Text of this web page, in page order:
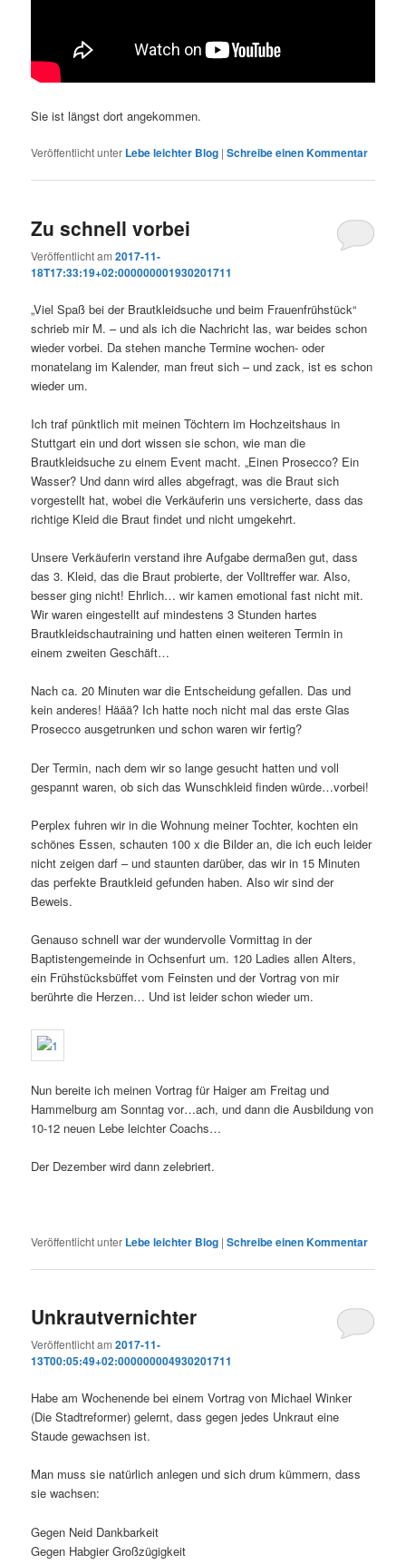
Sie ist längst dort angekommen.
Veröffentlicht unter Lebe leichter Blog |Schreibe einen Kommentar
Zu schnell vorbei
Veröffentlicht am2017-11-
18T17:33:19+02:000000001930201711
„Viel Spaß bei der Brautkleidsuche und beim Frauenfrühstück“
schrieb mir M. – und als ich die Nachricht las, war beides schon
wieder vorbei. Da stehen manche Termine wochen- oder
monatelang im Kalender, man freut sich – und zack, ist es schon
wieder um.
Ich traf pünktlich mit meinen Töchtern im Hochzeitshaus in
Stuttgart ein und dort wissen sie schon, wie man die
Brautkleidsuche zu einem Event macht. „Einen Prosecco? Ein
Wasser? Und dann wird alles abgefragt, was die Braut sich
vorgestellt hat, wobei die Verkäuferin uns versicherte, dass das
richtige Kleid die Braut findet und nicht umgekehrt.
Unsere Verkäuferin verstand ihre Aufgabe dermaßen gut, dass
das 3. Kleid, das die Braut probierte, der Volltreffer war. Also,
besser ging nicht! Ehrlich… wir kamen emotional fast nicht mit.
Wir waren eingestellt auf mindestens 3 Stunden hartes
Brautkleidschautraining und hatten einen weiteren Termin in
einem zweiten Geschäft…
Nach ca. 20 Minuten war die Entscheidung gefallen. Das und
kein anderes! Häää? Ich hatte noch nicht mal das erste Glas
Prosecco ausgetrunken und schon waren wir fertig?
Der Termin, nach dem wir so lange gesucht hatten und voll
gespannt waren, ob sich das Wunschkleid finden würde…vorbei!
Perplex fuhren wir in die Wohnung meiner Tochter, kochten ein
schönes Essen, schauten 100 x die Bilder an, die ich euch leider
nicht zeigen darf – und staunten darüber, das wir in 15 Minuten
das perfekte Brautkleid gefunden haben. Also wir sind der
Beweis.
Genauso schnell war der wundervolle Vormittag in der
Baptistengemeinde in Ochsenfurt um. 120 Ladies allen Alters,
ein Frühstücksbüffet vom Feinsten und der Vortrag von mir
berührte die Herzen… Und ist leider schon wieder um.
Nun bereite ich meinen Vortrag für Haiger am Freitag und
Hammelburg am Sonntag vor…ach, und dann die Ausbildung von
10-12 neuen Lebe leichter Coachs…
Der Dezember wird dann zelebriert.
Veröffentlicht unter Lebe leichter Blog |Schreibe einen Kommentar
Unkrautvernichter
Veröffentlicht am2017-11-
13T00:05:49+02:000000004930201711
Habe am Wochenende bei einem Vortrag von Michael Winker
(Die Stadtreformer) gelernt, dass gegen jedes Unkraut eine
Staude gewachsen ist.
Man muss sie natürlich anlegen und sich drum kümmern, dass
sie wachsen:
Gegen Neid Dankbarkeit
Gegen Habgier Großzügigkeit